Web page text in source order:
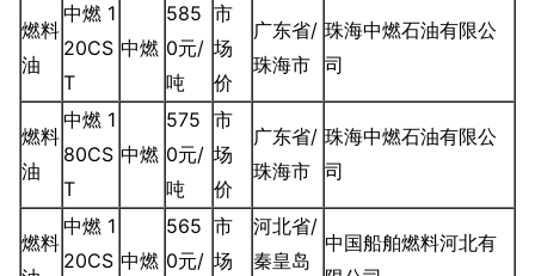
燃料
油
中燃 1
20CS
T
中燃
585
0元/
吨
市
场
价
广东省/
珠海市
珠海中燃石油有限公
司
燃料
油
中燃 1
80CS
T
中燃
575
0元/
吨
市
场
价
广东省/
珠海市
珠海中燃石油有限公
司
燃料
中燃 1
20CS 中燃
565
0元/
市
场
河北省/
秦皇岛
中国船舶燃料河北有